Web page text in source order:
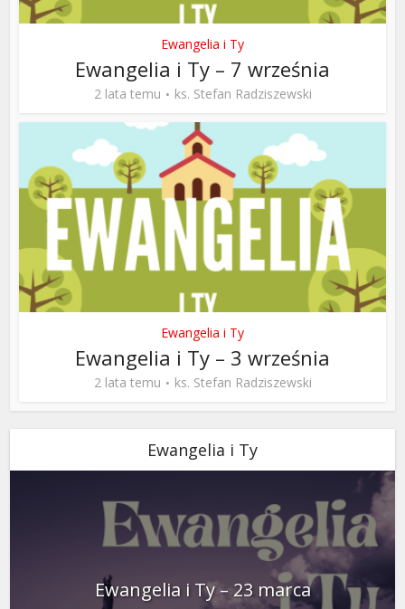
Ewangelia i Ty
Ewangelia i Ty – 7 września
2 lata temu ks. Stefan Radziszewski
Ewangelia i Ty
Ewangelia i Ty – 3 września
2 lata temu ks. Stefan Radziszewski
Ewangelia i Ty
Ewangelia i Ty – 23 marca